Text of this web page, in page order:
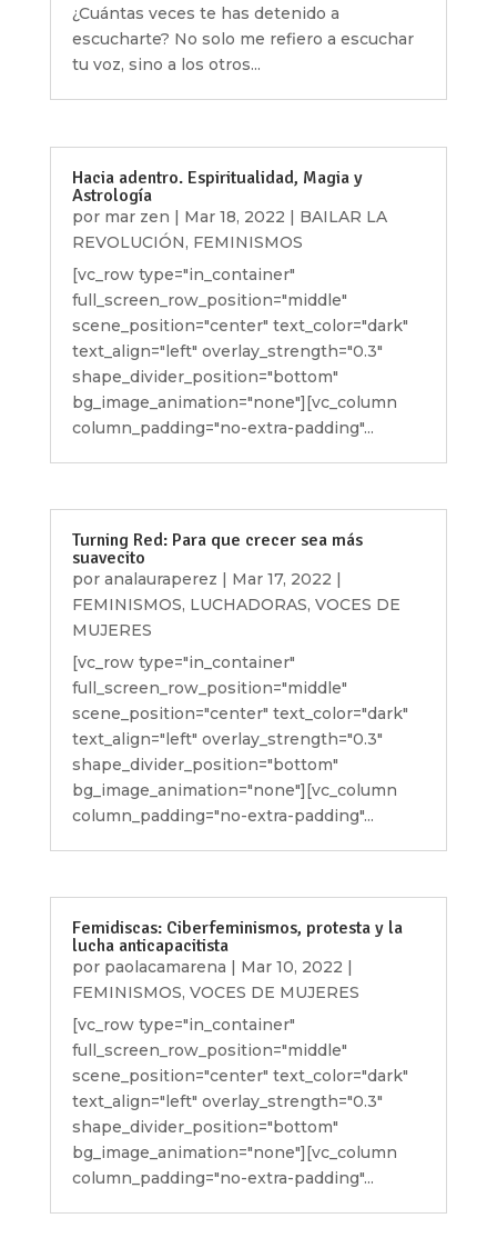
¿Cuántas veces te has detenido a
escucharte? No solo me refiero a escuchar
tu voz, sino a los otros...
Hacia adentro. Espiritualidad, Magia y
Astrología
por mar zen | Mar 18, 2022 | BAILAR LA
REVOLUCIÓN, FEMINISMOS
[vc_row type="in_container"
full_screen_row_position="middle"
scene_position="center" text_color="dark"
text_align="left" overlay_strength="0.3"
shape_divider_position="bottom"
bg_image_animation="none"][vc_column
column_padding="no-extra-padding"...
Turning Red: Para que crecer sea más
suavecito
por analauraperez | Mar 17, 2022 |
FEMINISMOS, LUCHADORAS, VOCES DE
MUJERES
[vc_row type="in_container"
full_screen_row_position="middle"
scene_position="center" text_color="dark"
text_align="left" overlay_strength="0.3"
shape_divider_position="bottom"
bg_image_animation="none"][vc_column
column_padding="no-extra-padding"...
Femidiscas: Ciberfeminismos, protesta y la
lucha anticapacitista
por paolacamarena | Mar 10, 2022 |
FEMINISMOS, VOCES DE MUJERES
[vc_row type="in_container"
full_screen_row_position="middle"
scene_position="center" text_color="dark"
text_align="left" overlay_strength="0.3"
shape_divider_position="bottom"
bg_image_animation="none"][vc_column
column_padding="no-extra-padding"...